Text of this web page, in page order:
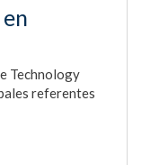
Technology
referentes